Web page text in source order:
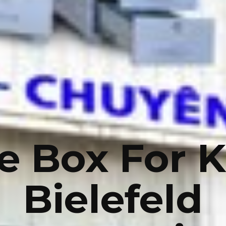
Box For
Bielefeld